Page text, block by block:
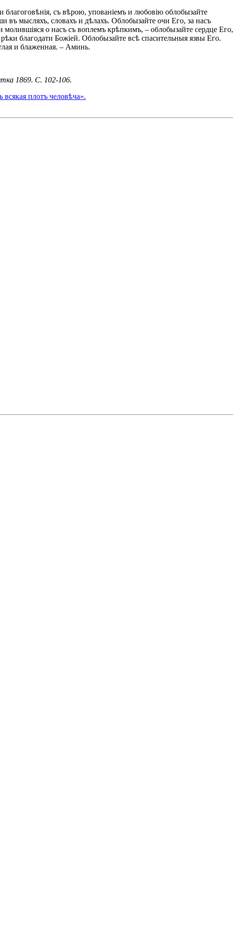
съ вѣрою, упованіемъ и любовію облобызайте
въ мысляхъ, словахъ и дѣлахъ. Облобызайте очи Его, за насъ
о насъ съ воплемъ крѣпкимъ, – облобызайте сердце Его,
благодати Божіей. Облобызайте всѣ спасительныя язвы Его.
и блаженная. – Аминь.
1869. С. 102-106.
плотъ человѣча».